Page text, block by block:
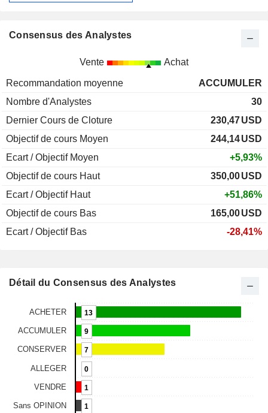
Consensus des Analystes
Vente Achat
Recommandation moyenne
ACCUMULER
Nombre d'Analystes
30
Dernier Cours de Cloture
230,47USD
Objectif de cours Moyen
244,14USD
Ecart / Objectif Moyen
+5,93%
Objectif de cours Haut
350,00USD
Ecart / Objectif Haut
+51,86%
Objectif de cours Bas
165,00USD
Ecart / Objectif Bas
-28,41%
Détail du Consensus des Analystes